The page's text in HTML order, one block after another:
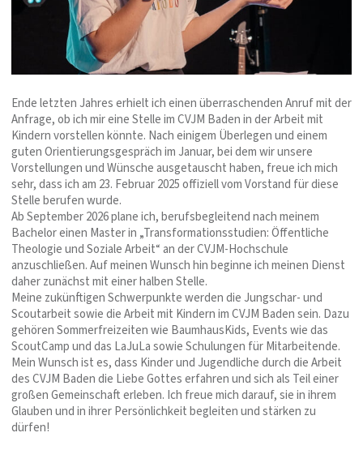
Ende letzten Jahres erhielt ich einen überraschenden Anruf mit der
Anfrage, ob ich mir eine Stelle im CVJM Baden in der Arbeit mit
Kindern vorstellen könnte. Nach einigem Überlegen und einem
guten Orientierungsgespräch im Januar, bei dem wir unsere
Vorstellungen und Wünsche ausgetauscht haben, freue ich mich
sehr, dass ich am 23. Februar 2025 offiziell vom Vorstand für diese
Stelle berufen wurde.
Ab September 2026 plane ich, berufsbegleitend nach meinem
Bachelor einen Master in „Transformationsstudien: Öffentliche
Theologie und Soziale Arbeit“ an der CVJM-Hochschule
anzuschließen. Auf meinen Wunsch hin beginne ich meinen Dienst
daher zunächst mit einer halben Stelle.
Meine zukünftigen Schwerpunkte werden die Jungschar- und
Scoutarbeit sowie die Arbeit mit Kindern im CVJM Baden sein. Dazu
gehören Sommerfreizeiten wie BaumhausKids, Events wie das
ScoutCamp und das LaJuLa sowie Schulungen für Mitarbeitende.
Mein Wunsch ist es, dass Kinder und Jugendliche durch die Arbeit
des CVJM Baden die Liebe Gottes erfahren und sich als Teil einer
großen Gemeinschaft erleben. Ich freue mich darauf, sie in ihrem
Glauben und in ihrer Persönlichkeit begleiten und stärken zu
dürfen!